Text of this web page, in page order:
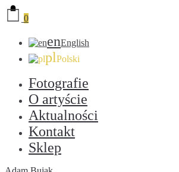
0
enEnglish
plPolski
Fotografie
O artyście
Aktualności
Kontakt
Sklep